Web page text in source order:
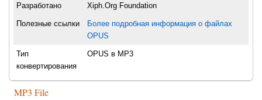
Разработано Xiph.Org Foundation
Полезные ссылки
Более подробная информация о файлах
OPUS
Тип
конвертирования
OPUS в MP3
MP3 File